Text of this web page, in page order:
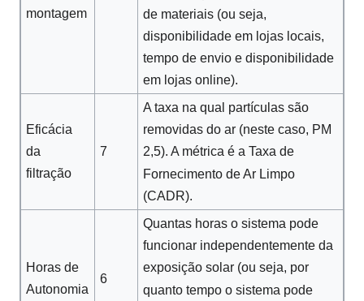
montagem
de materiais (ou seja,
disponibilidade em lojas locais,
tempo de envio e disponibilidade
em lojas online).
Eficácia
da
filtração
7
A taxa na qual partículas são
removidas do ar (neste caso, PM
2,5). A métrica é a Taxa de
Fornecimento de Ar Limpo
(CADR).
Horas de
Autonomia
6
Quantas horas o sistema pode
funcionar independentemente da
exposição solar (ou seja, por
quanto tempo o sistema pode